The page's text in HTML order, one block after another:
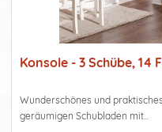
Konsole - 3 Schübe, 14
Wunderschönes und
geräumigen Schubladen mit...